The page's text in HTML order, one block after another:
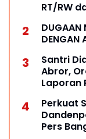
RT/RW
DUGAAN
DENGAN
Santri
Abror,
Laporan
Perkuat
Pers